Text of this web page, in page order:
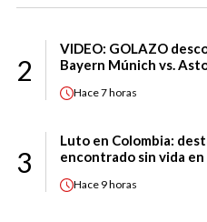
2
VIDEO: GOLAZO
Bayern Múnich vs.
Hace7 horas
3
Luto en Colombia:
encontrado sin vida en
Hace 9 horas